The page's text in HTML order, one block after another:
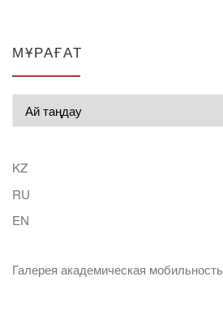
МҰРАҒАТ
KZ
RU
EN
Галерея академическая мобильность